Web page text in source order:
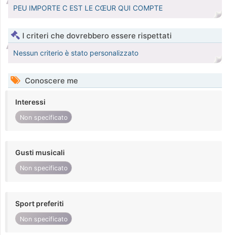
PEU IMPORTE C EST LE CŒUR QUI COMPTE
I criteri che dovrebbero essere rispettati
Nessun criterio è stato personalizzato
Conoscere me
Interessi
Non specificato
Gusti musicali
Non specificato
Sport preferiti
Non specificato